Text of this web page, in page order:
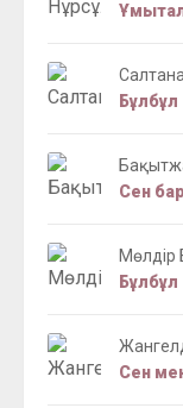
Бұлбұл
Сен
Бұлбұл
Сен